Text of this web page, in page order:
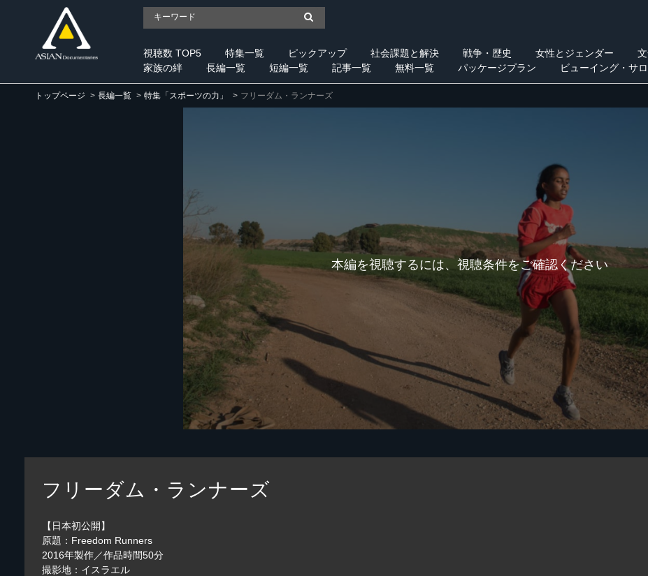
視聴数 TOP5 特集一覧 ピックアップ 社会課題と解決 戦争・歴史 女性とジェンダー
家族の絆
長編一覧 短編一覧 記事一覧 無料一覧 パッケージプラン ビューイング・サ
トップページ 長編一覧 特集「スポーツの力」 フリーダム・ランナーズ
本編を視聴するには、視聴条件をご確認ください
フリーダム・ランナーズ
【日本初公開】
原題：Freedom Runners
2016年製作／作品時間50分
撮影地：イスラエル